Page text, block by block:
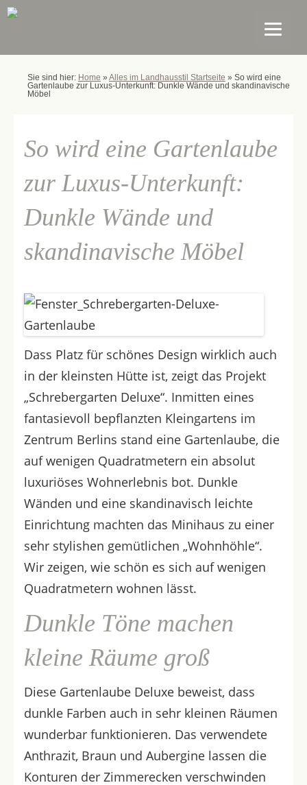
Sie sind hier: Home » Alles im Landhausstil Startseite » So wird eine
Gartenlaube zur Luxus-Unterkunft: Dunkle Wände und skandinavische
Möbel
So wird eine Gartenlaube
zur Luxus-Unterkunft:
Dunkle Wände und
skandinavische Möbel
Dass Platz für schönes Design wirklich auch
in der kleinsten Hütte ist, zeigt das Projekt
„Schrebergarten Deluxe“. Inmitten eines
fantasievoll bepflanzten Kleingartens im
Zentrum Berlins stand eine Gartenlaube, die
auf wenigen Quadratmetern ein absolut
luxuriöses Wohnerlebnis bot. Dunkle
Wänden und eine skandinavisch leichte
Einrichtung machten das Minihaus zu einer
sehr stylishen gemütlichen „Wohnhöhle“.
Wir zeigen, wie schön es sich auf wenigen
Quadratmetern wohnen lässt.
Dunkle Töne machen
kleine Räume groß
Diese Gartenlaube Deluxe beweist, dass
dunkle Farben auch in sehr kleinen Räumen
wunderbar funktionieren. Das verwendete
Anthrazit, Braun und Aubergine lassen die
Konturen der Zimmerecken verschwinden